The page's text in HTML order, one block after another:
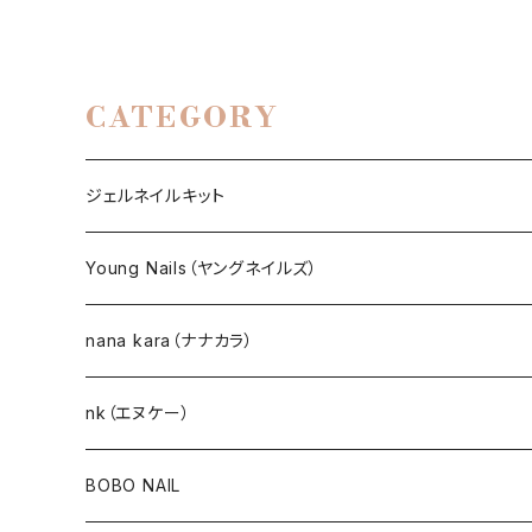
CATEGORY
ジェルネイルキット
選べるジェルネイルキット
ネイルアート作成キット
Young Nails（ヤングネイルズ）
BEST SELLERS（ベストセラー）
KITS（キット）
ACRYLIC（アクリル）
nana kara（ナナカラ）
GEL NAIL
nana kara [3g] （ナナカラ）
NAIL ART
nk（エヌケー）
GEL NAIL
BOBO NAIL